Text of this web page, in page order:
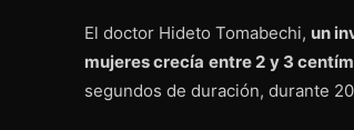
El doctor Hideto Tomabechi, un
mujeres crecía entre 2 y 3
segundos de duración, durante